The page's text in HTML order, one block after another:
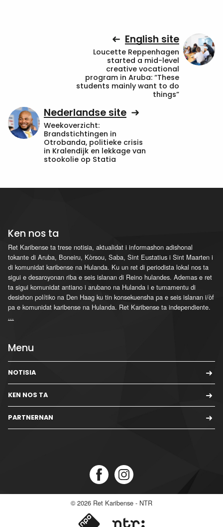
English site
Loucette Reppenhagen
started a mid-level
creative vocational
program in Aruba: “These
students mainly want to do
things”
Nederlandse site
Weekoverzicht:
Brandstichtingen in
Otrobanda, politieke crisis
in Kralendijk en lekkage van
stookolie op Statia
Ken nos ta
Ret Karibense ta trese notisia, aktualidat i informashon adishonal
tokante di Aruba, Boneiru, Kòrsou, Saba, Sint Eustatius i Sint Maarten i
di komunidat karibense na Hulanda. Ku un ret di periodista lokal nos ta
sigui e desaroyonan riba e seis islanan di Reino hulandes. Ademas e ret
ta sigui komunidat antiano i arubano na Hulanda i e tumamentu di
desishon polítiko na Den Haag ku tin konsekuensha pa e seis islanan i/òf
pa e komunidat karibense na Hulanda. Ret Karibense ta independiente.
...
Menu
NOTISIA
KEN NOS TA
PARTNERNAN
© 2026 Ret Karibense - NTR